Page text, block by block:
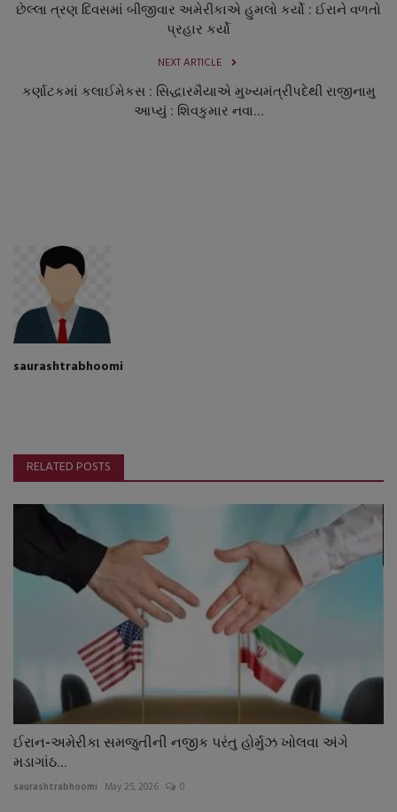
છેલ્લા ત્રણ દિવસમાં બીજીવાર અમેરીકાએ હુમલો કર્યો : ઈરાને વળતો
પ્રહાર કર્યો
NEXT ARTICLE
કર્ણાટકમાં કલાઈમેકસ : સિદ્ધારમૈયાએ મુખ્યમંત્રીપદેથી રાજીનામુ
આપ્યું : શિવકુમાર નવા...
saurashtrabhoomi
RELATED POSTS
ઈરાન-અમેરીકા સમજુતીની નજીક પરંતુ હોર્મુઝ ખોલવા અંગે
મડાગાંઠ...
saurashtrabhoomi May 25, 2026 0